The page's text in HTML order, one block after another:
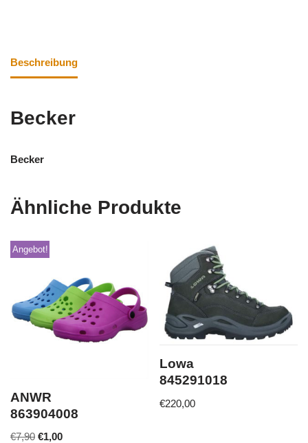
Beschreibung
Becker
Becker
Ähnliche Produkte
Angebot!
ANWR
863904008
€7,90 €1,00
Lowa
845291018
€220,00